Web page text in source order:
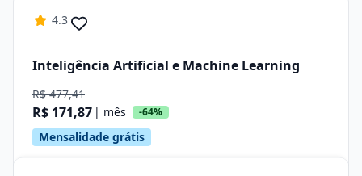
4.3
Inteligência Artificial e Machine Learning
R$ 477,41
R$ 171,87 | mês -64%
Mensalidade grátis